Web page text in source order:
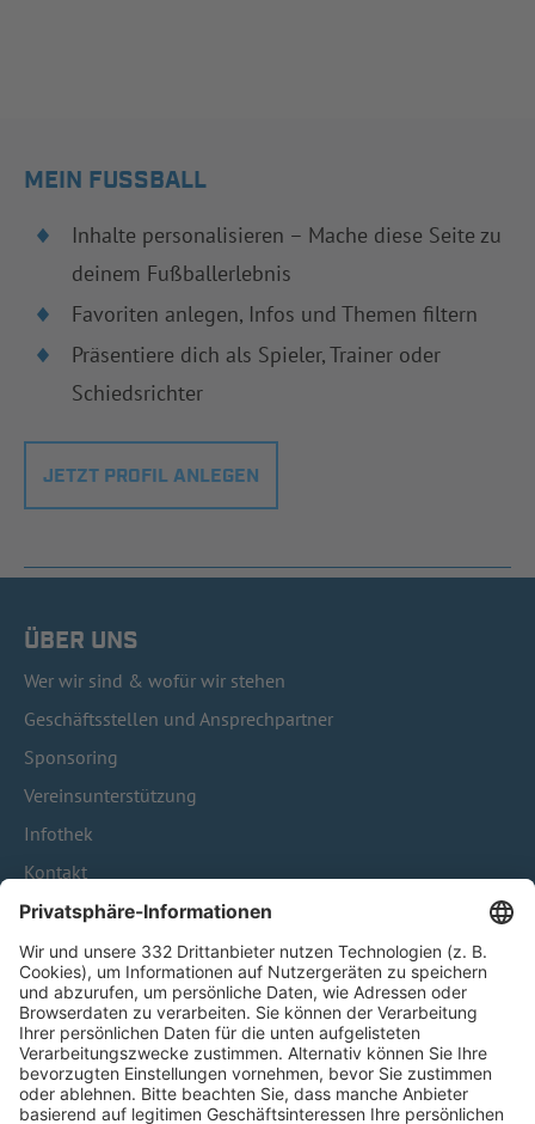
MEIN FUSSBALL
Inhalte personalisieren – Mache diese Seite zu
deinem Fußballerlebnis
Favoriten anlegen, Infos und Themen filtern
Präsentiere dich als Spieler, Trainer oder
Schiedsrichter
JETZT PROFIL ANLEGEN
ÜBER UNS
Wer wir sind & wofür wir stehen
Geschäftsstellen und Ansprechpartner
Sponsoring
Vereinsunterstützung
Infothek
Kontakt
HÄUFIG BESUCHTE SEITEN
Pässe und Vereinswechsel
Trainerausbildung
Schulungsangebot Vereinsmitarbeiter
BFV-Geschäftsstellen